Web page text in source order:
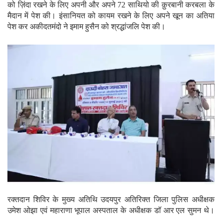
को ज़िंदा रखने के लिए अपनी और अपने 72 साथियो की क़ुरबानी करबला के
मैदान में पेश की। इंसानियत को कायम रखने के लिए अपने खून का अतिया
पेश कर अकीदतमंदो ने इमाम हुसैन को श्रद्धांजलि पेश की।
रक्तदान शिविर के मुख्य अतिथि उदयपुर अतिरिक्त जिला पुलिस अधीक्षक
उमेश ओझा एवं महाराणा भूपाल अस्पताल के अधीक्षक डॉ आर एल सुमन थे।